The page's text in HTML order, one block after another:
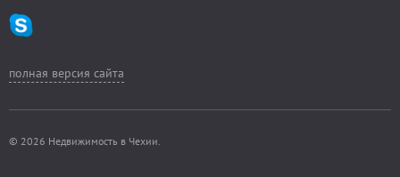
полная версия сайта
© 2026 Недвижимость в Чехии.